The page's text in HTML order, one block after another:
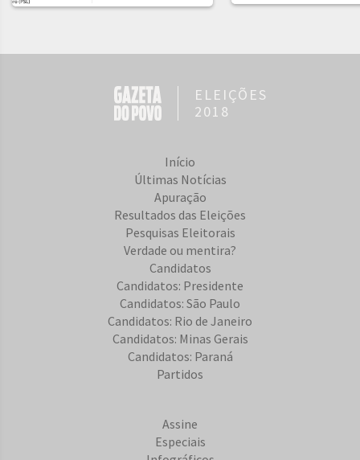
ELEIÇÕES
2018
Início
Últimas Notícias
Apuração
Resultados das Eleições
Pesquisas Eleitorais
Verdade ou mentira?
Candidatos
Candidatos: Presidente
Candidatos: São Paulo
Candidatos: Rio de Janeiro
Candidatos: Minas Gerais
Candidatos: Paraná
Partidos
Assine
Especiais